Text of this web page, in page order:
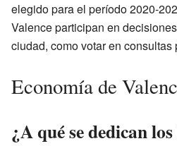
elegido para el período 2020-
Valence participan en
ciudad, como votar en consultas
Economía de
¿A qué se dedican